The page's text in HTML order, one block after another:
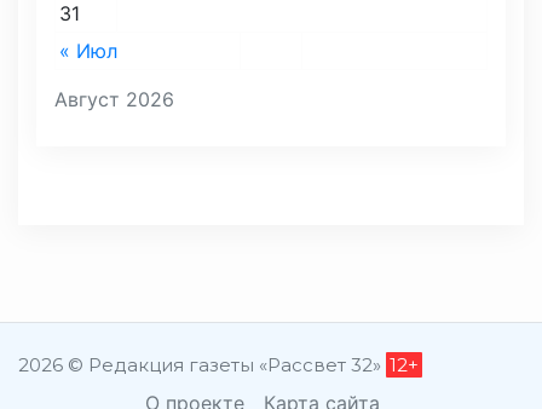
Август 2026
« Июл
31
2026 © Редакция газеты «Рассвет 32» 12+
О проекте Карта сайта